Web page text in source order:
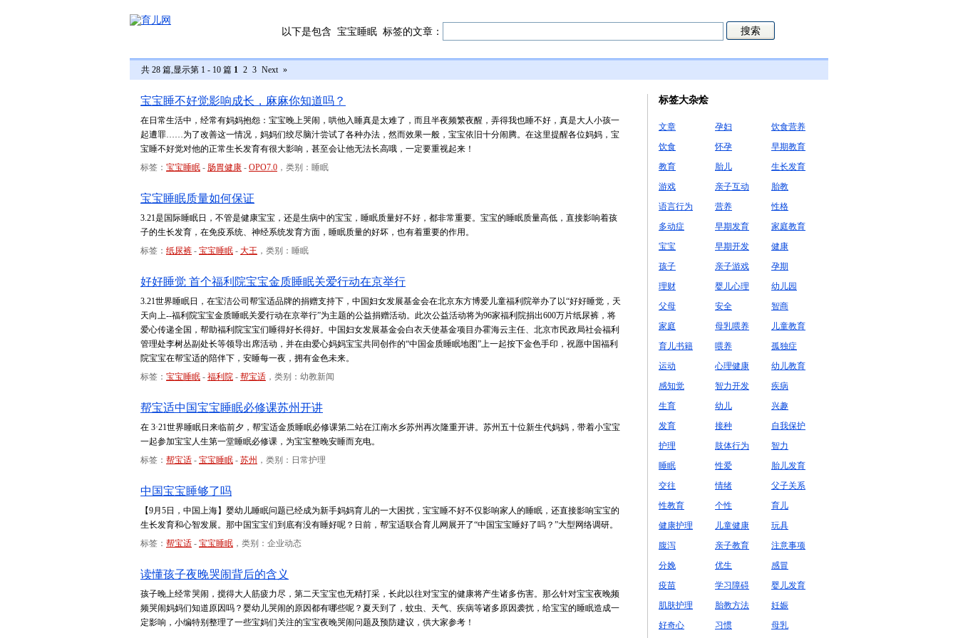
以下是包含 宝宝睡眠 标签的文章：
共 28 篇,显示第 1 - 10 篇 1 2 3 Next »
宝宝睡不好觉影响成长，麻麻你知道吗？
在日常生活中，经常有妈妈抱怨：宝宝晚上哭闹，哄他入睡真是太难了，而且半夜频繁夜醒，弄得我也睡不好，真是大人小孩一
起遭罪……为了改善这一情况，妈妈们绞尽脑汁尝试了各种办法，然而效果一般，宝宝依旧十分闹腾。在这里提醒各位妈妈，宝
宝睡不好觉对他的正常生长发育有很大影响，甚至会让他无法长高哦，一定要重视起来！
标签： 宝宝睡眠 - 肠胃健康 - OPO7.0 ，类别：睡眠
宝宝睡眠质量如何保证
3.21是国际睡眠日，不管是健康宝宝，还是生病中的宝宝，睡眠质量好不好，都非常重要。宝宝的睡眠质量高低，直接影响着孩
子的生长发育，在免疫系统、神经系统发育方面，睡眠质量的好坏，也有着重要的作用。
标签： 纸尿裤 - 宝宝睡眠 - 大王 ，类别：睡眠
好好睡觉 首个福利院宝宝金质睡眠关爱行动在京举行
3.21世界睡眠日，在宝洁公司帮宝适品牌的捐赠支持下，中国妇女发展基金会在北京东方博爱儿童福利院举办了以“好好睡觉，天
天向上--福利院宝宝金质睡眠关爱行动在京举行”为主题的公益捐赠活动。此次公益活动将为96家福利院捐出600万片纸尿裤，将
爱心传递全国，帮助福利院宝宝们睡得好长得好。中国妇女发展基金会白衣天使基金项目办霍海云主任、北京市民政局社会福利
管理处李树丛副处长等领导出席活动，并在由爱心妈妈宝宝共同创作的“中国金质睡眠地图”上一起按下金色手印，祝愿中国福利
院宝宝在帮宝适的陪伴下，安睡每一夜，拥有金色未来。
标签： 宝宝睡眠 - 福利院 - 帮宝适 ，类别：幼教新闻
帮宝适中国宝宝睡眠必修课苏州开讲
在 3·21世界睡眠日来临前夕，帮宝适金质睡眠必修课第二站在江南水乡苏州再次隆重开讲。苏州五十位新生代妈妈，带着小宝宝
一起参加宝宝人生第一堂睡眠必修课，为宝宝整晚安睡而充电。
标签： 帮宝适 - 宝宝睡眠 - 苏州 ，类别：日常护理
中国宝宝睡够了吗
【9月5日，中国上海】婴幼儿睡眠问题已经成为新手妈妈育儿的一大困扰，宝宝睡不好不仅影响家人的睡眠，还直接影响宝宝的
生长发育和心智发展。那中国宝宝们到底有没有睡好呢？日前，帮宝适联合育儿网展开了“中国宝宝睡好了吗？”大型网络调研。
标签： 帮宝适 - 宝宝睡眠 ，类别：企业动态
读懂孩子夜晚哭闹背后的含义
孩子晚上经常哭闹，搅得大人筋疲力尽，第二天宝宝也无精打采，长此以往对宝宝的健康将产生诸多伤害。那么针对宝宝夜晚频
频哭闹妈妈们知道原因吗？婴幼儿哭闹的原因都有哪些呢？夏天到了，蚊虫、天气、疾病等诸多原因袭扰，给宝宝的睡眠造成一
定影响，小编特别整理了一些宝妈们关注的宝宝夜晚哭闹问题及预防建议，供大家参考！
标签大杂烩
文章 孕妇
饮食营养
饮食
怀孕
早期教育
教育
胎儿
生长发育
游戏
亲子互动
胎教
语言行为
营养
性格
多动症
早期发育
家庭教育
宝宝
早期开发
健康
孩子
亲子游戏
孕期
理财
婴儿心理
幼儿园
父母
安全
智商
家庭
母乳喂养
儿童教育
育儿书籍
喂养
孤独症
运动
心理健康
幼儿教育
感知觉
智力开发
疾病
生育
幼儿
兴趣
发育
接种
自我保护
护理
肢体行为
智力
睡眠
性爱
胎儿发育
交往
情绪
父子关系
性教育
个性
育儿
健康护理
儿童健康
玩具
腹泻
亲子教育
注意事项
分娩
优生
感冒
疫苗
学习障碍
婴儿发育
肌肤护理
胎教方法
妊娠
好奇心
习惯
母乳